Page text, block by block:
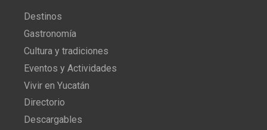
Destinos
Gastronomía
Cultura y tradiciones
Eventos y Actividades
Vivir en Yucatán
Directorio
Descargables